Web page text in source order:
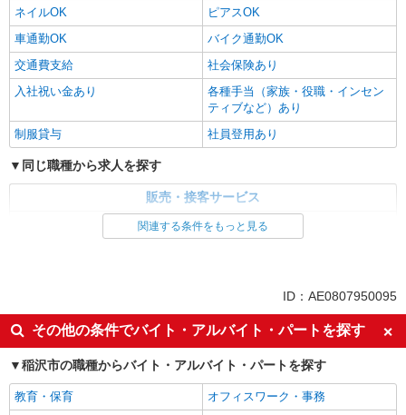
ネイルOK
ピアスOK
車通勤OK
バイク通勤OK
交通費支給
社会保険あり
入社祝い金あり
各種手当（家族・役職・インセン
ティブなど）あり
制服貸与
社員登用あり
同じ職種から求人を探す
販売・接客サービス
英語が活かせる
ボーナス・賞与あり
車通勤OK
交通費支給
社会保険あり
社員登用あり
関連する条件をもっと見る
ID：AE0807950095
その他の条件でバイト・アルバイト・パートを探す
稲沢市の職種からバイト・アルバイト・パートを探す
教育・保育
オフィスワーク・事務